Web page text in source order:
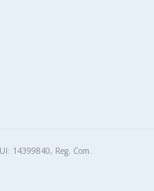
14399840, Reg. Com.